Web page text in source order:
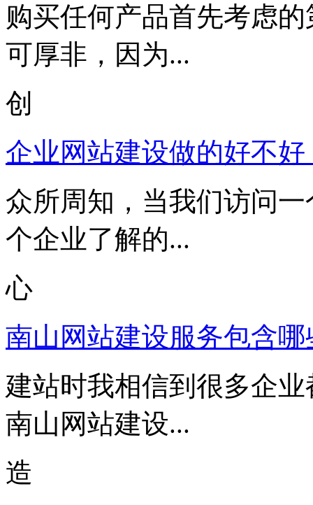
购买任何产品首先考虑
可厚非，因为...
创
企业网站建设做的好不
众所周知，当我们访问
个企业了解的...
心
南山网站建设服务包含哪
建站时我相信到很多企
南山网站建设...
造